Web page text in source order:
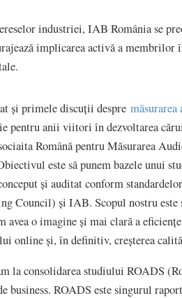
industriei, IAB România se
implicarea activă a membrilor
și primele discuții despre
pentru anii viitori în dezvoltarea
Română pentru Măsurarea
este să punem bazele unui
și auditat conform
Council) și IAB. Scopul nostru este
avea o imagine și mai clară a
online și, în definitiv, creșterea
la consolidarea studiului ROADS
business. ROADS este singurul